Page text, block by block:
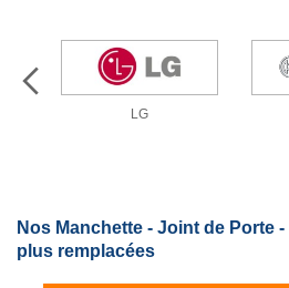
LG
Nos Manchette - Joint de Porte
plus remplacées